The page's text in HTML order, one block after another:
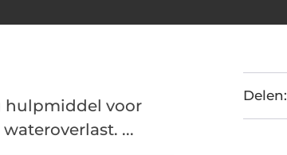
hulpmiddel voor
...
Delen: